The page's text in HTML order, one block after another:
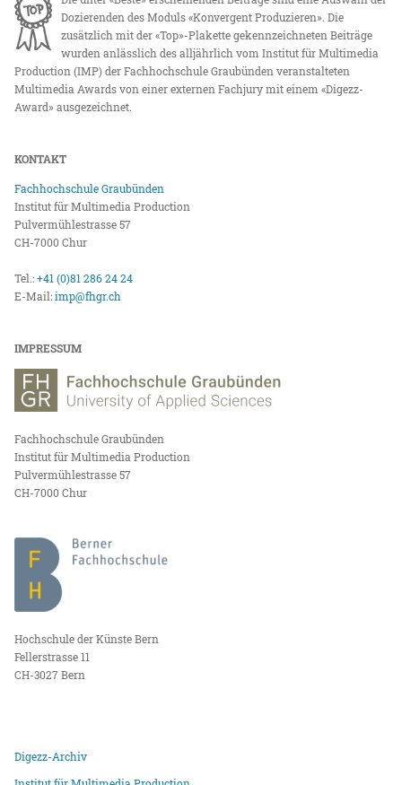
Dozierenden des Moduls «Konvergent Produzieren». Die
zusätzlich mit der «Top»-Plakette gekennzeichneten Beiträge
wurden anlässlich des alljährlich vom Institut für Multimedia
Production (IMP) der Fachhochschule Graubünden veranstalteten
Multimedia Awards von einer externen Fachjury mit einem «Digezz-
Award» ausgezeichnet.
KONTAKT
Fachhochschule Graubünden
Institut für Multimedia Production
Pulvermühlestrasse 57
CH-7000 Chur
Tel.:+41 (0)81 286 24 24
E-Mail:imp@fhgr.ch
IMPRESSUM
Fachhochschule Graubünden
Institut für Multimedia Production
Pulvermühlestrasse 57
CH-7000 Chur
Hochschule der Künste Bern
Fellerstrasse 11
CH-3027 Bern
Digezz-Archiv